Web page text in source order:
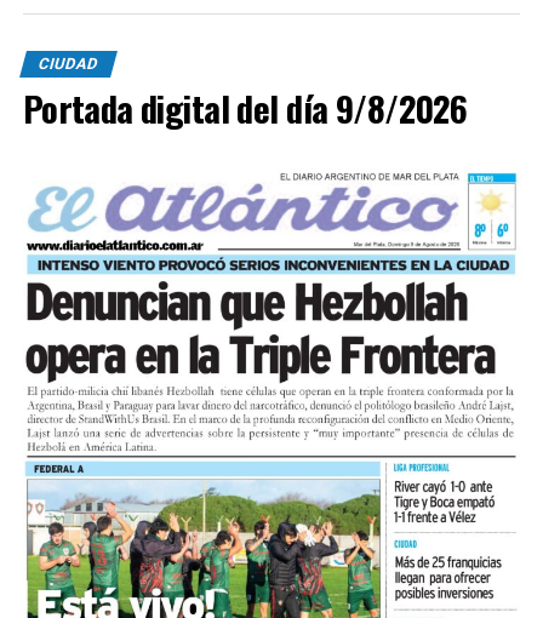
meses de caída en ventas y en rentabilidad. Solo 15 de
cada 100 comerciantes considera que su rentabilidad es
buena, y eso frena la inversión y la reinversión", agregó.
Los datos del relevamiento confirman una tendencia
comerciantes consultados indicó que su situación
empeoró respecto al año anterior, contra un 41,3% que
la considera estable y solo un 6,3% que registra mejoría.
El 87,3% de los comerciantes considera que el contexto
actual no es propicio para invertir, la proporción más
alta relevada en lo que va del año.
En cuanto a las utilidades, solo el 15,9% las califica
como buenas, mientras que el 28,6% las califica como
malas y el 6,3% como pésimas.
Comparado con junio, el mes registró una variación
positiva del 1,2%, una lectura de corto plazo influida
por la estacionalidad del receso invernal que no
modifica el diagnóstico de fondo. UCIP monitorea
mensualmente la actividad del comercio minorista
CIUDAD
Portada digital del día 9/8/2026